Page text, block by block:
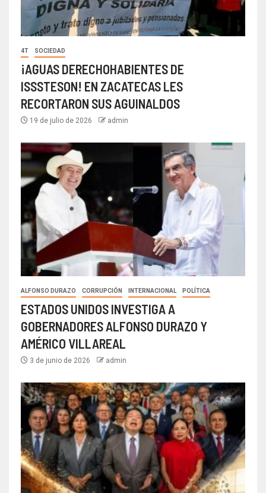
4T SOCIEDAD
¡AGUAS DERECHOHABIENTES DE
ISSSTESON! EN ZACATECAS LES
RECORTARON SUS AGUINALDOS
19 de julio de 2026 admin
ALFONSO DURAZO CORRUPCIÓN INTERNACIONAL POLÍTICA
ESTADOS UNIDOS INVESTIGA A
GOBERNADORES ALFONSO DURAZO Y
AMÉRICO VILLAREAL
3 de junio de 2026 admin